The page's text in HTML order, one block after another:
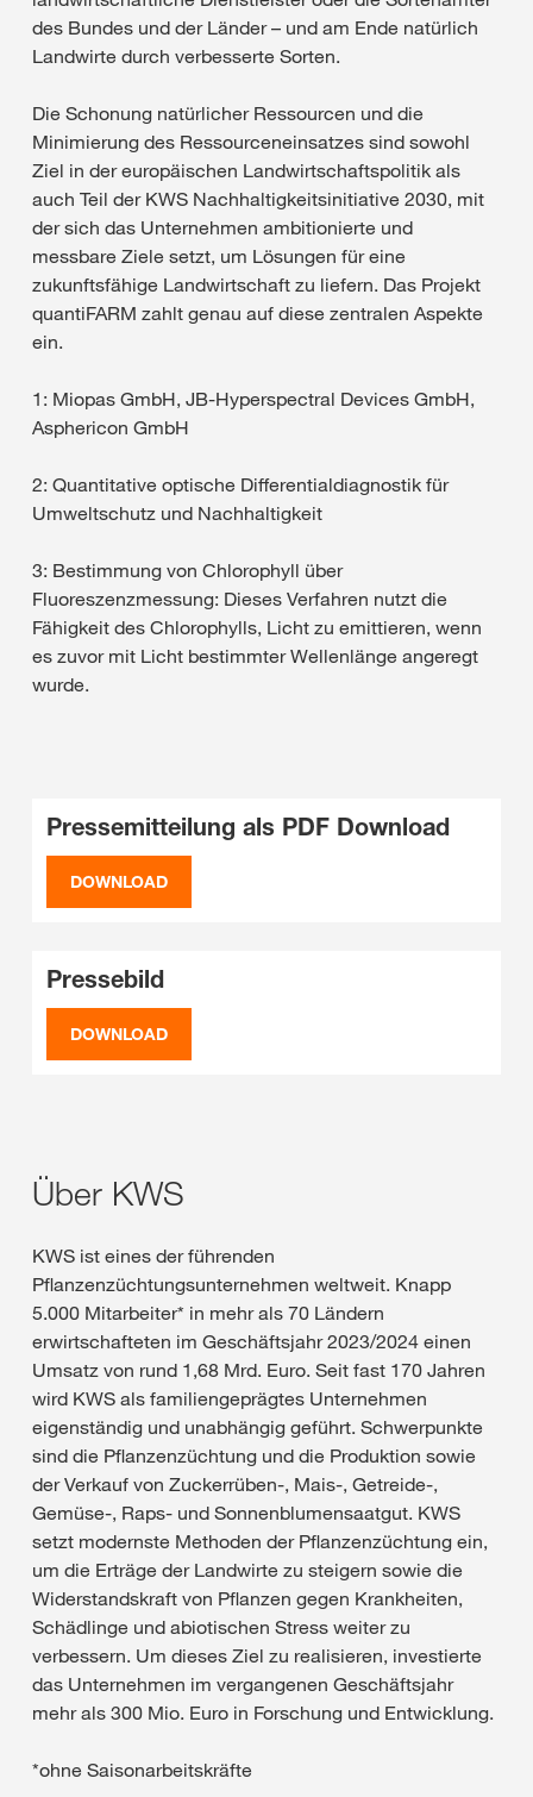
des Bundes und der Länder – und am Ende natürlich
Landwirte durch verbesserte Sorten.
Die Schonung natürlicher Ressourcen und die
Minimierung des Ressourceneinsatzes sind sowohl
Ziel in der europäischen Landwirtschaftspolitik als
auch Teil der KWS Nachhaltigkeitsinitiative 2030, mit
der sich das Unternehmen ambitionierte und
messbare Ziele setzt, um Lösungen für eine
zukunftsfähige Landwirtschaft zu liefern. Das Projekt
quantiFARM zahlt genau auf diese zentralen Aspekte
ein.
1: Miopas GmbH, JB-Hyperspectral Devices GmbH,
Asphericon GmbH
2: Quantitative optische Differentialdiagnostik für
Umweltschutz und Nachhaltigkeit
3: Bestimmung von Chlorophyll über
Fluoreszenzmessung: Dieses Verfahren nutzt die
Fähigkeit des Chlorophylls, Licht zu emittieren, wenn
es zuvor mit Licht bestimmter Wellenlänge angeregt
wurde.
Pressemitteilung als PDF Download
DOWNLOAD
Pressebild
DOWNLOAD
Über KWS
KWS ist eines der führenden
Pflanzenzüchtungsunternehmen weltweit. Knapp
5.000 Mitarbeiter* in mehr als 70 Ländern
erwirtschafteten im Geschäftsjahr 2023/2024 einen
Umsatz von rund 1,68 Mrd. Euro. Seit fast 170 Jahren
wird KWS als familiengeprägtes Unternehmen
eigenständig und unabhängig geführt. Schwerpunkte
sind die Pflanzenzüchtung und die Produktion sowie
der Verkauf von Zuckerrüben-, Mais-, Getreide-,
Gemüse-, Raps- und Sonnenblumensaatgut. KWS
setzt modernste Methoden der Pflanzenzüchtung ein,
um die Erträge der Landwirte zu steigern sowie die
Widerstandskraft von Pflanzen gegen Krankheiten,
Schädlinge und abiotischen Stress weiter zu
verbessern. Um dieses Ziel zu realisieren, investierte
das Unternehmen im vergangenen Geschäftsjahr
mehr als 300 Mio. Euro in Forschung und Entwicklung.
*ohne Saisonarbeitskräfte